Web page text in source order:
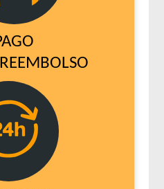
Pollo Y Cereales
Pequeño
Sensible Mediano y